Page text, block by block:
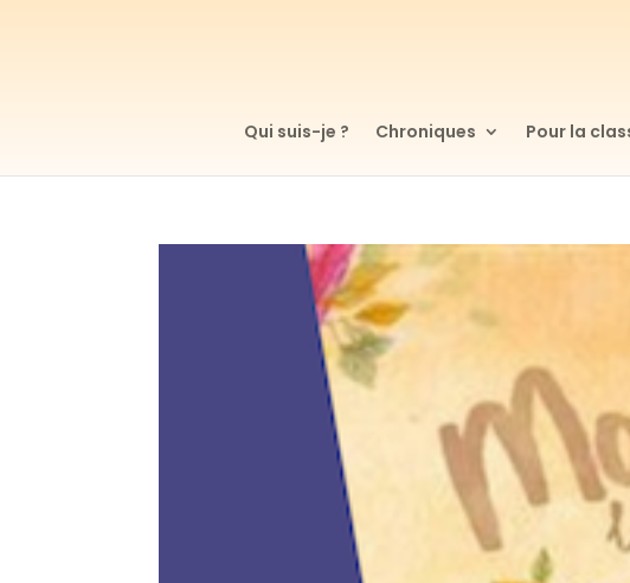
Qui suis-je ? Chroniques Pour la